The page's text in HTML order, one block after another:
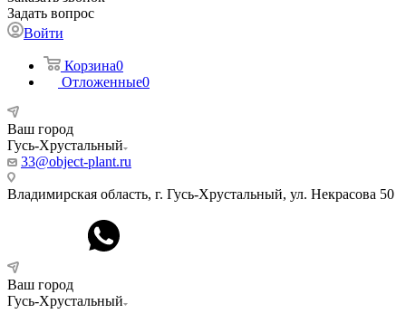
Задать вопрос
Войти
Корзина0
Отложенные0
Ваш город
Гусь-Хрустальный
33@object-plant.ru
Владимирская область, г. Гусь-Хрустальный, ул. Некрасова 50
Ваш город
Гусь-Хрустальный